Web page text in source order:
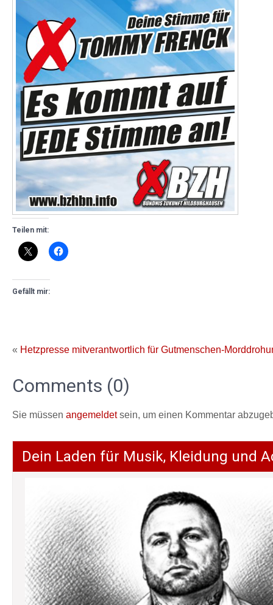
Teilen mit:
Gefällt mir:
« Hetzpresse mitverantwortlich für Gutmenschen-
Comments (0)
Sie müssen angemeldetsein, um einen Kommentar
Dein Laden für Musik, Kleidung und